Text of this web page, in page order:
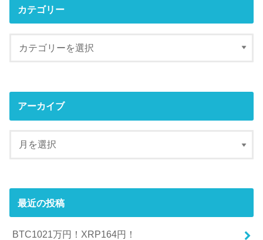
カテゴリー
アーカイブ
最近の投稿
BTC1021万円！XRP164円！